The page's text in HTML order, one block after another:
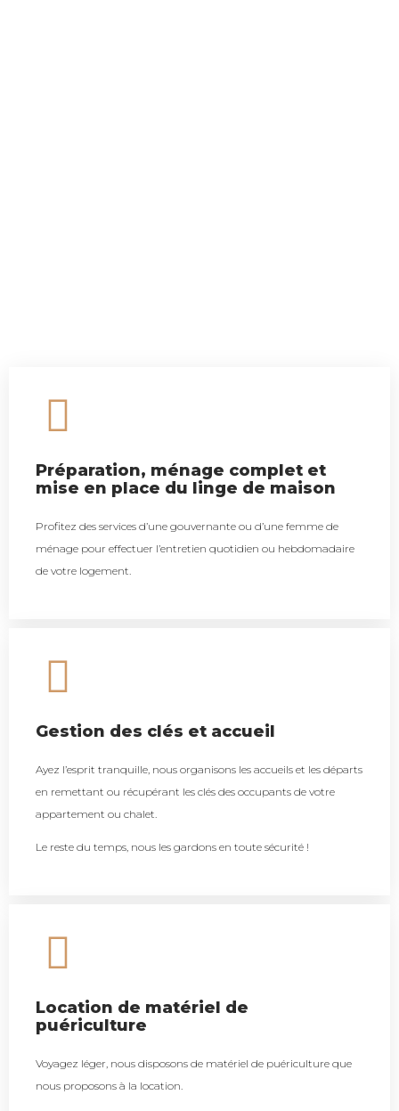
Préparation, ménage complet et
mise en place du linge de maison
Profitez des services d’une gouvernante ou d’une femme de
ménage pour effectuer l’entretien quotidien ou hebdomadaire
de votre logement.
Gestion des clés et accueil
Ayez l’esprit tranquille, nous organisons les accueils et les départs
en remettant ou récupérant les clés des occupants de votre
appartement ou chalet.
Le reste du temps, nous les gardons en toute sécurité !
Location de matériel de
puériculture
Voyagez léger, nous disposons de matériel de puériculture que
nous proposons à la location.